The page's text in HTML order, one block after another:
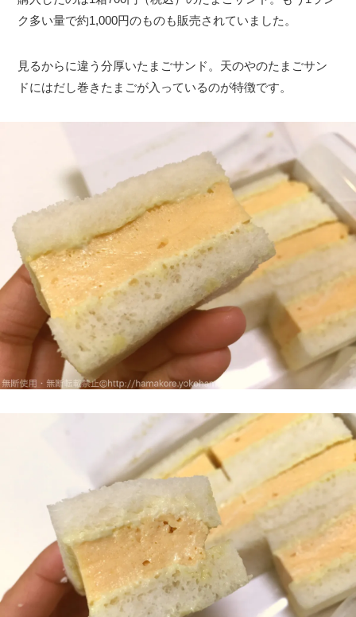
ク多い量で約1,000円のものも販売されていました。
見るからに違う分厚いたまごサンド。天のやのたまごサン
ドにはだし巻きたまごが入っているのが特徴です。